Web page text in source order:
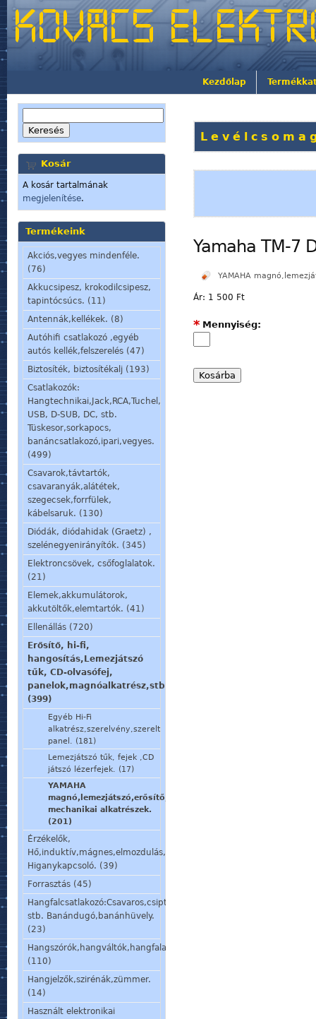
Kezdőlap
Kosár
A kosár tartalmának
megjelenítése.
Termékeink
Akciós,vegyes mindenféle.
(76)
Akkucsipesz, krokodilcsipesz,
tapintócsúcs. (11)
Antennák,kellékek. (8)
Autóhifi csatlakozó ,egyéb
autós kellék,felszerelés (47)
Biztosíték, biztosítékalj (193)
Csatlakozók:
Hangtechnikai,Jack,RCA,Tuchel,
USB, D-SUB, DC, stb.
Tüskesor,sorkapocs,
banáncsatlakozó,ipari,vegyes.
(499)
Csavarok,távtartók,
csavaranyák,alátétek,
szegecsek,forrfülek,
kábelsaruk. (130)
Diódák, diódahidak (Graetz) ,
szelénegyenirányítók. (345)
Elektroncsövek, csőfoglalatok.
(21)
Elemek,akkumulátorok,
akkutöltők,elemtartók. (41)
Ellenállás (720)
Erősítő, hi-fi,
hangosítás,Lemezjátszó
tűk, CD-olvasófej,
panelok,magnóalkatrész,stb.
(399)
Egyéb Hi-Fi
alkatrész,szerelvény,szerelt
panel. (181)
Lemezjátszó tűk, fejek ,CD
játszó lézerfejek. (17)
YAMAHA
magnó,lemezjátszó,erősítő,stb.
mechanikai alkatrészek.
(201)
Érzékelők,
Hő,induktív,mágnes,elmozdulás,stb.
Higanykapcsoló. (39)
Forrasztás (45)
Hangfalcsatlakozó:Csavaros,csiptetős,speakon,din,
stb. Banándugó,banánhüvely.
(23)
Hangszórók,hangváltók,hangfalalkatrészek,mikrofon,fülhallgató.
(110)
Hangjelzők,szirénák,zümmer.
(14)
Használt elektronikai
Yamaha TM-7
YAMAHA
Ár: 1 500 Ft
Mennyiség:
*